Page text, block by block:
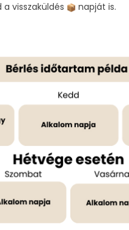
a visszaküldés
napját is.